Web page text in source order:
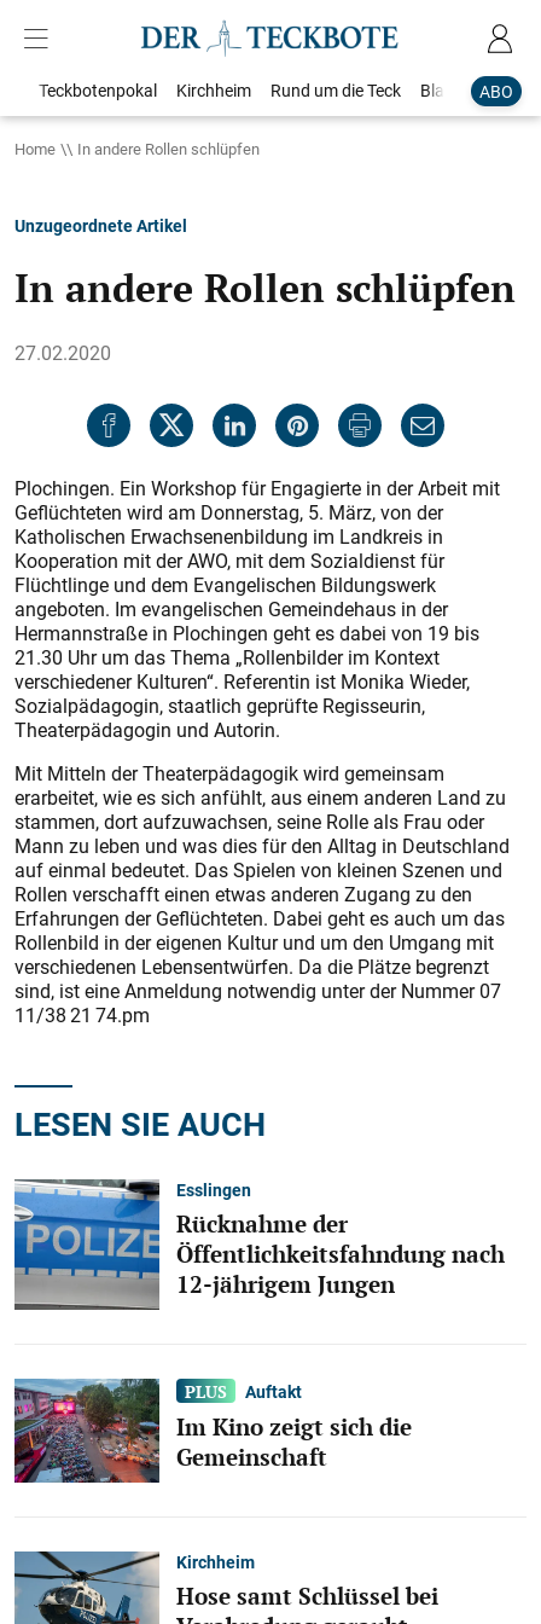
ABO
Teckbotenpokal Kirchheim Rund um die Teck Blaulicht
Home In andere Rollen schlüpfen
Unzugeordnete Artikel
In andere Rollen schlüpfen
27.02.2020
Plochingen. Ein Workshop für Engagierte in der Arbeit mit
Geflüchteten wird am Donnerstag, 5. März, von der
Katholischen Erwachsenenbildung im Landkreis in
Kooperation mit der AWO, mit dem Sozialdienst für
Flüchtlinge und dem Evangelischen Bildungswerk
angeboten. Im evangelischen Gemeindehaus in der
Hermannstraße in Plochingen geht es dabei von 19 bis
21.30 Uhr um das Thema „Rollenbilder im Kontext
verschiedener Kulturen“. Referentin ist Monika Wieder,
Sozialpädagogin, staatlich geprüfte Regisseurin,
Theaterpädagogin und Autorin.
Mit Mitteln der Theaterpädagogik wird gemeinsam
erarbeitet, wie es sich anfühlt, aus einem anderen Land zu
stammen, dort aufzuwachsen, seine Rolle als Frau oder
Mann zu leben und was dies für den Alltag in Deutschland
auf einmal bedeutet. Das Spielen von kleinen Szenen und
Rollen verschafft einen etwas anderen Zugang zu den
Erfahrungen der Geflüchteten. Dabei geht es auch um das
Rollenbild in der eigenen Kultur und um den Umgang mit
verschiedenen Lebensentwürfen. Da die Plätze begrenzt
sind, ist eine Anmeldung notwendig unter der Nummer 07
11/38 21 74.pm
LESEN SIE AUCH
Esslingen
Rücknahme der
Öffentlichkeitsfahndung nach
12-jährigem Jungen
Auftakt
Im Kino zeigt sich die
Gemeinschaft
Kirchheim
Hose samt Schlüssel bei